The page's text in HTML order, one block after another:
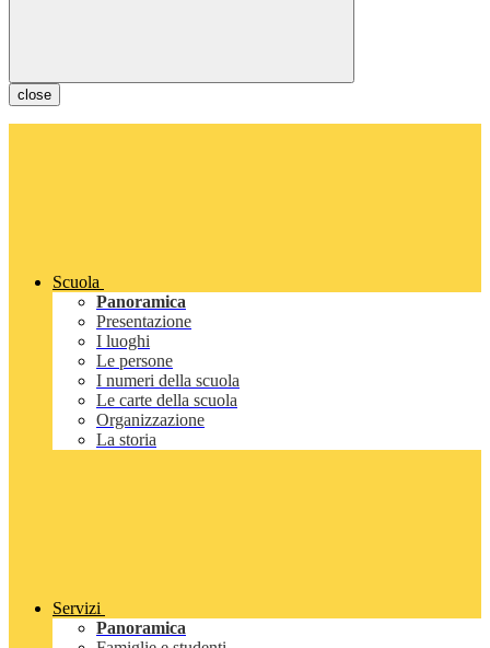
close
Scuola
Panoramica
Presentazione
I luoghi
Le persone
I numeri della scuola
Le carte della scuola
Organizzazione
La storia
Servizi
Panoramica